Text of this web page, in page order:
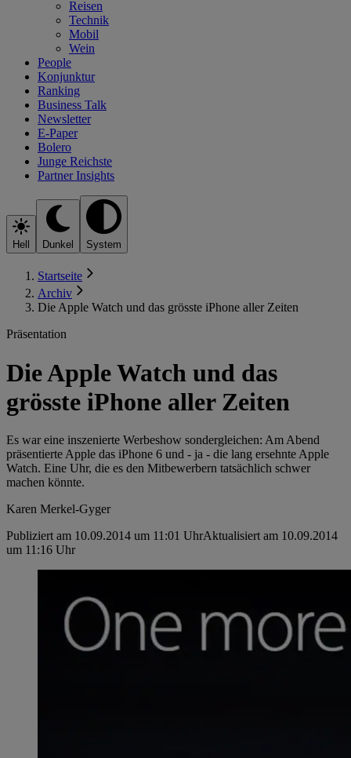
Reisen
Technik
Mobil
Wein
People
Konjunktur
Ranking
Business Talk
Newsletter
E-Paper
Bolero
Junge Reichste
Partner Insights
Hell Dunkel System
Startseite
Archiv
Die Apple Watch und das grösste iPhone aller Zeiten
Präsentation
Die Apple Watch und das
grösste iPhone aller Zeiten
Es war eine inszenierte Werbeshow sondergleichen: Am Abend
präsentierte Apple das iPhone 6 und - ja - die lang ersehnte Apple
Watch. Eine Uhr, die es den Mitbewerbern tatsächlich schwer
machen könnte.
Karen Merkel-Gyger
Publiziert am 10.09.2014 um 11:01 UhrAktualisiert am 10.09.2014
um 11:16 Uhr